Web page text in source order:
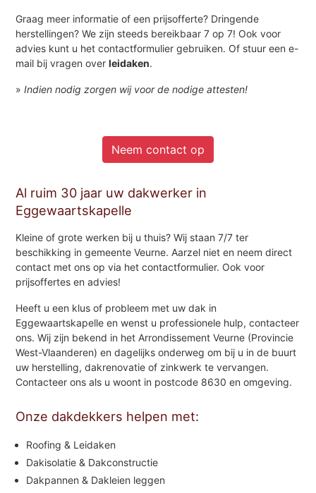
Graag meer informatie of een prijsofferte? Dringende
herstellingen? We zijn steeds bereikbaar 7 op 7! Ook voor
advies kunt u het contactformulier gebruiken. Of stuur een e-
mail bij vragen overleidaken.
»Indien nodig zorgen wij voor de nodige attesten!
Neem contact op
Al ruim 30 jaar uw dakwerker in
Eggewaartskapelle
Kleine of grote werken bij u thuis? Wij staan 7/7 ter
beschikking in gemeente Veurne. Aarzel niet en neem direct
contact met ons op via het contactformulier. Ook voor
prijsoffertes en advies!
Heeft u een klus of probleem met uw dak in
Eggewaartskapelle en wenst u professionele hulp, contacteer
ons. Wij zijn bekend in het Arrondissement Veurne (Provincie
West-Vlaanderen) en dagelijks onderweg om bij u in de buurt
uw herstelling, dakrenovatie of zinkwerk te vervangen.
Contacteer ons als u woont in postcode 8630 en omgeving.
Onze dakdekkers helpen met:
Roofing & Leidaken
Dakisolatie & Dakconstructie
Dakpannen & Dakleien leggen